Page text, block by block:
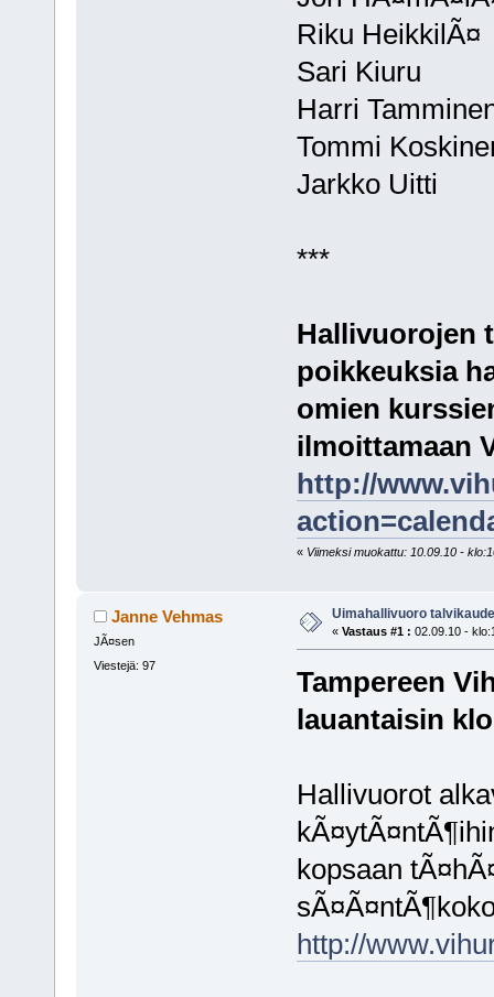
Riku HeikkilÃ¤
Sari Kiuru
Harri
Tommi
Jarkko Uitti
***
Hallivuorojen
poikkeuksia
omien
ilmoittamaan
http://
« Viimeksi muokattu: 10.09.10 -
Janne Vehmas
JÃ¤sen
Viestejä: 97
Uimahallivuoro
« Vastaus #1 : 02.09.10 -
Tampereen
lauantaisin klo
Hallivuorot
kopsaan
http://